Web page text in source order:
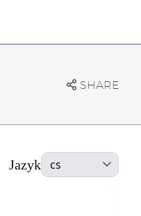
SHARE
Jazyk